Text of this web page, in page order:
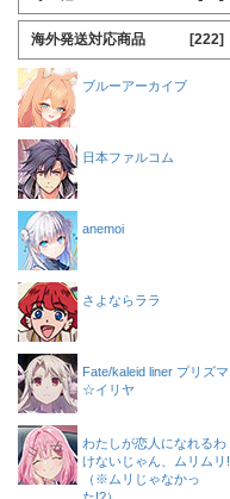
海外発送対応商品 [222]
ブルーアーカイブ
日本ファルコム
anemoi
さよならララ
Fate/kaleid liner プリズマ
☆イリヤ
わたしが恋人になれるわ
けないじゃん、ムリムリ!
（※ムリじゃなかっ